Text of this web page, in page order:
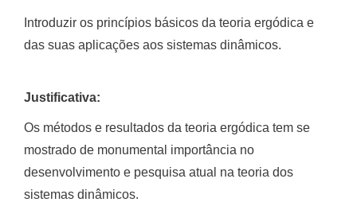
Introduzir os princípios básicos da teoria ergódica e
das suas aplicações aos sistemas dinâmicos.
Justificativa:
Os métodos e resultados da teoria ergódica tem se
mostrado de monumental importância no
desenvolvimento e pesquisa atual na teoria dos
sistemas dinâmicos.